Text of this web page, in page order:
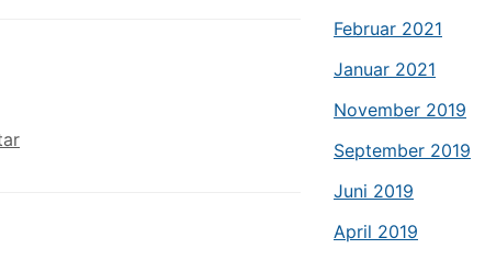
Februar 2021
Januar 2021
November 2019
September 2019
Juni 2019
April 2019